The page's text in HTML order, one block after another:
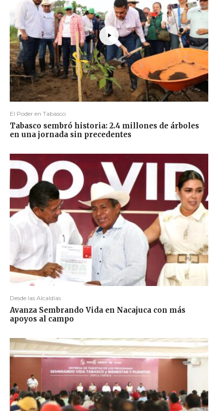
El Poder en Tabasco
Tabasco sembró historia: 2.4 millones de árboles
en una jornada sin precedentes
Desde las Alcaldías
Avanza Sembrando Vida en Nacajuca con más
apoyos al campo